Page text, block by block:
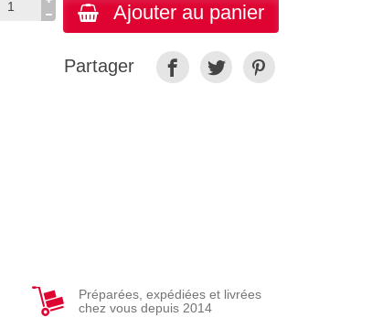
Ajouter au panier
Partager
Préparées, expédiées et livrées
chez vous depuis 2014